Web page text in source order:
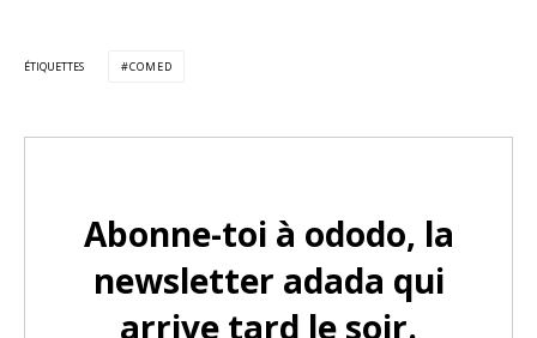
ÉTIQUETTES COMED